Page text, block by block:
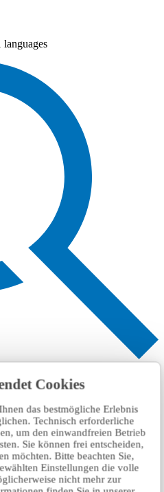
Cookies
das bestmögliche Erlebnis
Technisch erforderliche
um den einwandfreien Betrieb
Sie können frei entscheiden,
möchten. Bitte beachten Sie,
Einstellungen die volle
nicht mehr zur